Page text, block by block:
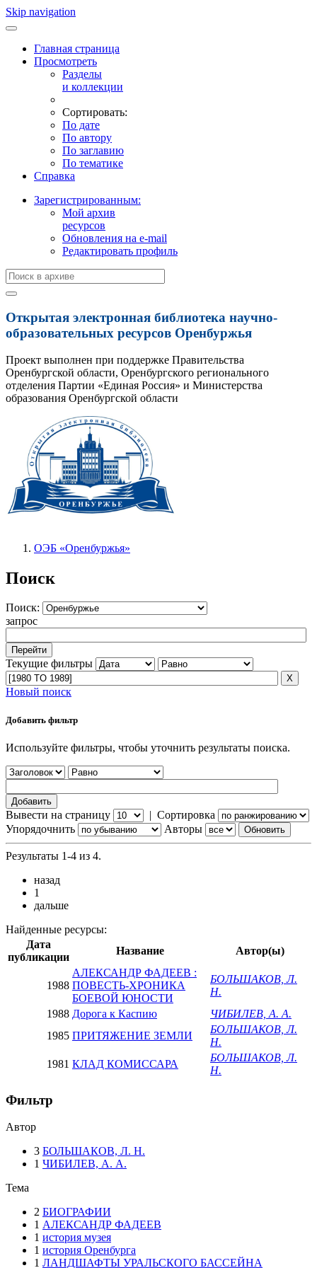
Skip navigation
Главная страница
Просмотреть
Разделы
и коллекции
Сортировать:
По дате
По автору
По заглавию
По тематике
Справка
Зарегистрированным:
Мой архив
ресурсов
Обновления на e-mail
Редактировать профиль
Открытая электронная библиотека научно-
образовательных ресурсов Оренбуржья
Проект выполнен при поддержке Правительства
Оренбургской области, Оренбургского регионального
отделения Партии «Единая Россия» и Министерства
образования Оренбургской области
ОЭБ «Оренбуржья»
Поиск
Поиск:
запрос
Текущие фильтры
Новый поиск
Добавить фильтр
Используйте фильтры, чтобы уточнить результаты поиска.
Вывести на страницу | Сортировка
Упорядочнить
Авторы
Результаты 1-4 из 4.
назад
1
дальше
Найденные ресурсы:
Дата
публикации
Название Автор(ы)
1988
АЛЕКСАНДР ФАДЕЕВ :
ПОВЕСТЬ-ХРОНИКА
БОЕВОЙ ЮНОСТИ
БОЛЬШАКОВ, Л.
Н.
1988 Дорога к Каспию
ЧИБИЛЕВ, А. А.
1985 ПРИТЯЖЕНИЕ ЗЕМЛИ
БОЛЬШАКОВ, Л.
Н.
1981 КЛАД КОМИССАРА
БОЛЬШАКОВ, Л.
Н.
Фильтр
Автор
3 БОЛЬШАКОВ, Л. Н.
1 ЧИБИЛЕВ, А. А.
Тема
2 БИОГРАФИИ
1 АЛЕКСАНДР ФАДЕЕВ
1 история музея
1 история Оренбурга
1 ЛАНДШАФТЫ УРАЛЬСКОГО БАССЕЙНА